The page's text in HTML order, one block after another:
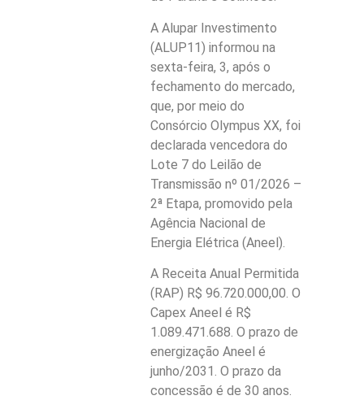
A Alupar Investimento
(ALUP11) informou na
sexta-feira, 3, após o
fechamento do mercado,
que, por meio do
Consórcio Olympus XX, foi
declarada vencedora do
Lote 7 do Leilão de
Transmissão nº 01/2026 –
2ª Etapa, promovido pela
Agência Nacional de
Energia Elétrica (Aneel).
A Receita Anual Permitida
(RAP) R$ 96.720.000,00. O
Capex Aneel é R$
1.089.471.688. O prazo de
energização Aneel é
junho/2031. O prazo da
concessão é de 30 anos.